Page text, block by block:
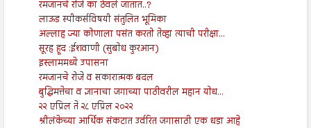
रमजानचे रोजे का ठेवले जातात..?
लाऊड स्पीकर्सविषयी संतुलित भूमिका
अल्लाह ज्या कोणाला पसंत करतो तेव्हा त्याची परीक्षा...
सूरह हूद :ईशवाणी (सुबोध कुरआन)
इस्लाममध्ये उपासना
रमजानचे रोजे व सकारात्मक बदल
बुद्धिमत्तेचा व ज्ञानाचा जगाच्या पाठीवरील महान योध...
२२ एप्रिल ते २८ एप्रिल २०२२
श्रीलंकेच्या आर्थिक संकटात उर्वरित जगासाठी एक धडा आहे